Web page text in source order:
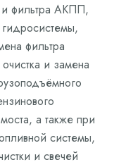
и фильтра АКПП,
фильтра
и замена
а также при
системы,
и свечей